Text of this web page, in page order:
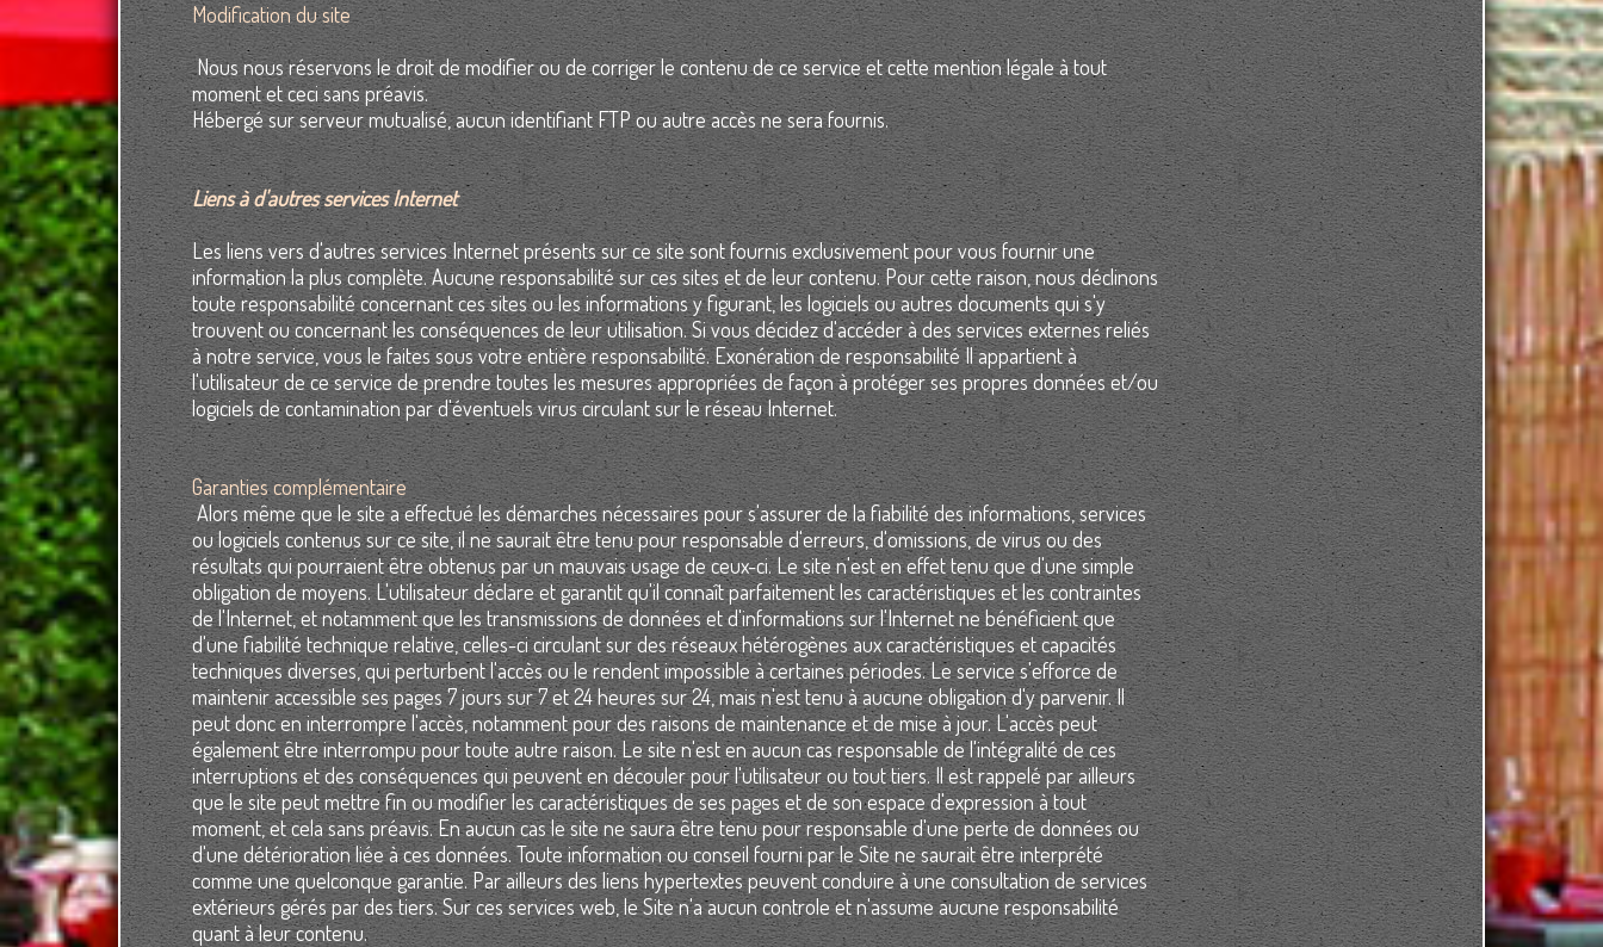
Modification du site
Nous nous réservons le droit de modifier ou de corriger le contenu de ce service et cette mention légale à tout
moment et ceci sans préavis.
Hébergé sur serveur mutualisé, aucun identifiant FTP ou autre accès ne sera fournis.
Liens à d'autres services Internet
Les liens vers d'autres services Internet présents sur ce site sont fournis exclusivement pour vous fournir une
information la plus complète. Aucune responsabilité sur ces sites et de leur contenu. Pour cette raison, nous déclinons
toute responsabilité concernant ces sites ou les informations y figurant, les logiciels ou autres documents qui s'y
trouvent ou concernant les conséquences de leur utilisation. Si vous décidez d'accéder à des services externes reliés
à notre service, vous le faites sous votre entière responsabilité. Exonération de responsabilité Il appartient à
l'utilisateur de ce service de prendre toutes les mesures appropriées de façon à protéger ses propres données et/ou
logiciels de contamination par d'éventuels virus circulant sur le réseau Internet.
Garanties complémentaire
Alors même que le site a effectué les démarches nécessaires pour s'assurer de la fiabilité des informations, services
ou logiciels contenus sur ce site, il ne saurait être tenu pour responsable d'erreurs, d'omissions, de virus ou des
résultats qui pourraient être obtenus par un mauvais usage de ceux-ci. Le site n'est en effet tenu que d'une simple
obligation de moyens. L'utilisateur déclare et garantit qu'il connaît parfaitement les caractéristiques et les contraintes
de l'Internet, et notamment que les transmissions de données et d'informations sur l'Internet ne bénéficient que
d'une fiabilité technique relative, celles-ci circulant sur des réseaux hétérogènes aux caractéristiques et capacités
techniques diverses, qui perturbent l'accès ou le rendent impossible à certaines périodes. Le service s'efforce de
maintenir accessible ses pages 7 jours sur 7 et 24 heures sur 24, mais n'est tenu à aucune obligation d'y parvenir. Il
peut donc en interrompre l'accès, notamment pour des raisons de maintenance et de mise à jour. L'accès peut
également être interrompu pour toute autre raison. Le site n'est en aucun cas responsable de l'intégralité de ces
interruptions et des conséquences qui peuvent en découler pour l'utilisateur ou tout tiers. Il est rappelé par ailleurs
que le site peut mettre fin ou modifier les caractéristiques de ses pages et de son espace d'expression à tout
moment, et cela sans préavis. En aucun cas le site ne saura être tenu pour responsable d'une perte de données ou
d'une détérioration liée à ces données. Toute information ou conseil fourni par le Site ne saurait être interprété
comme une quelconque garantie. Par ailleurs des liens hypertextes peuvent conduire à une consultation de services
extérieurs gérés par des tiers. Sur ces services web, le Site n'a aucun controle et n'assume aucune responsabilité
quant à leur contenu.